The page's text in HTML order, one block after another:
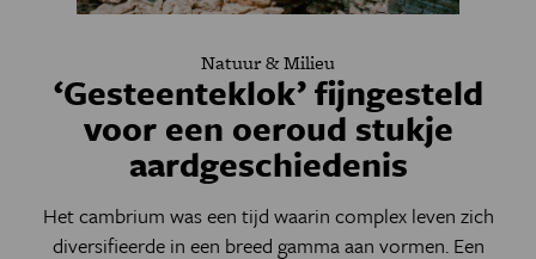
Natuur & Milieu
‘Gesteenteklok’ fijngesteld
voor een oeroud stukje
aardgeschiedenis
Het cambrium was een tijd waarin complex leven zich
diversifieerde in een breed gamma aan vormen. Een